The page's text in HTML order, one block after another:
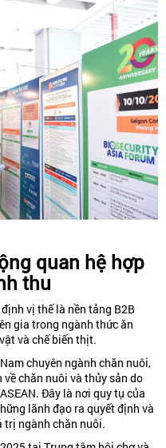
quan hệ hợp
thu
vị thế là nền tảng B2B
gia trong ngành thức ăn
và chế biến thịt.
chuyên ngành chăn nuôi,
chăn nuôi và thủy sản do
Đây là nơi quy tụ của
lãnh đạo ra quyết định và
trị ngành chăn nuôi.